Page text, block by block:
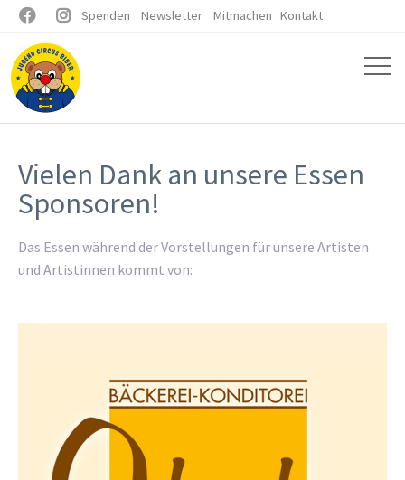
  Spenden Newsletter Mitmachen Kontakt
Vielen Dank an unsere Essen
Sponsoren!
Das Essen während der Vorstellungen für unsere Artisten
und Artistinnen kommt von: